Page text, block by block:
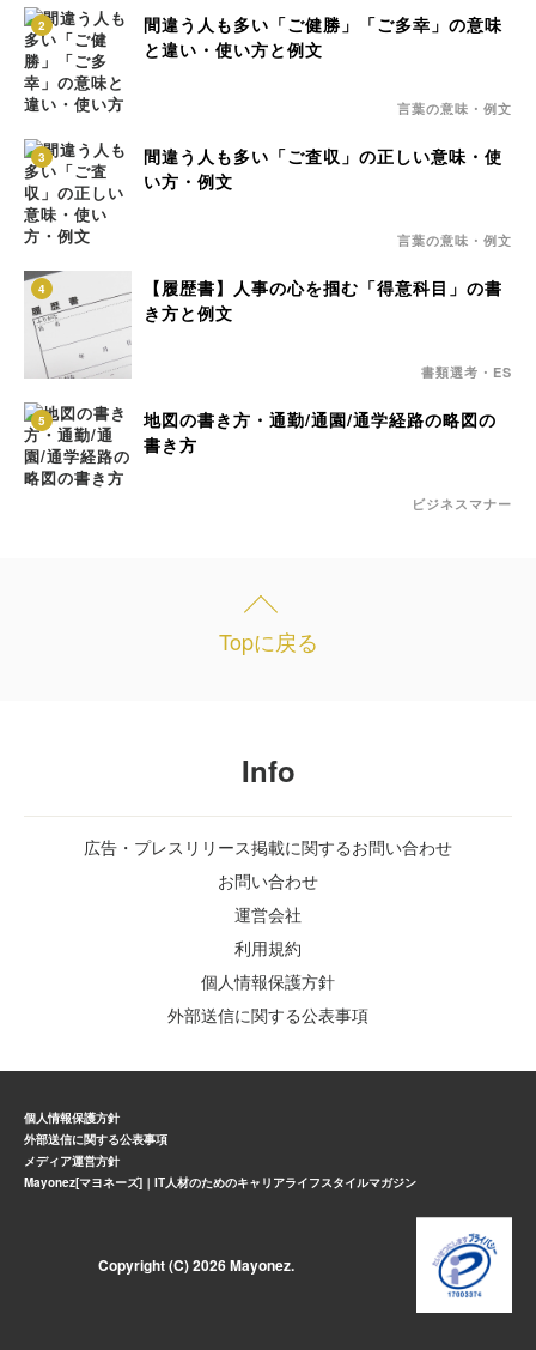
2
間違う人も多い「ご健勝」「ご多幸」の意味
と違い・使い方と例文
言葉の意味・例文
3
間違う人も多い「ご査収」の正しい意味・使
い方・例文
言葉の意味・例文
4
【履歴書】人事の心を掴む「得意科目」の書
き方と例文
書類選考・ES
5
地図の書き方・通勤/通園/通学経路の略図の
書き方
ビジネスマナー
Topに戻る
Info
広告・プレスリリース掲載に関するお問い合わせ
お問い合わせ
運営会社
利用規約
個人情報保護方針
外部送信に関する公表事項
個人情報保護方針
外部送信に関する公表事項
メディア運営方針
Mayonez[マヨネーズ]｜IT人材のためのキャリアライフスタイルマガジン
Copyright (C) 2026 Mayonez.